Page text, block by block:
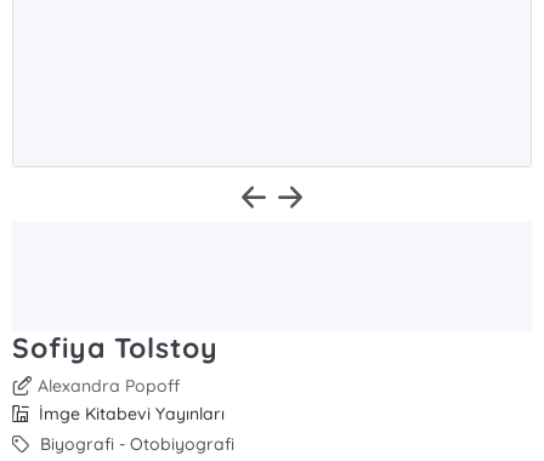
Sofiya Tolstoy
Alexandra Popoff
İmge Kitabevi Yayınları
Biyografi - Otobiyografi